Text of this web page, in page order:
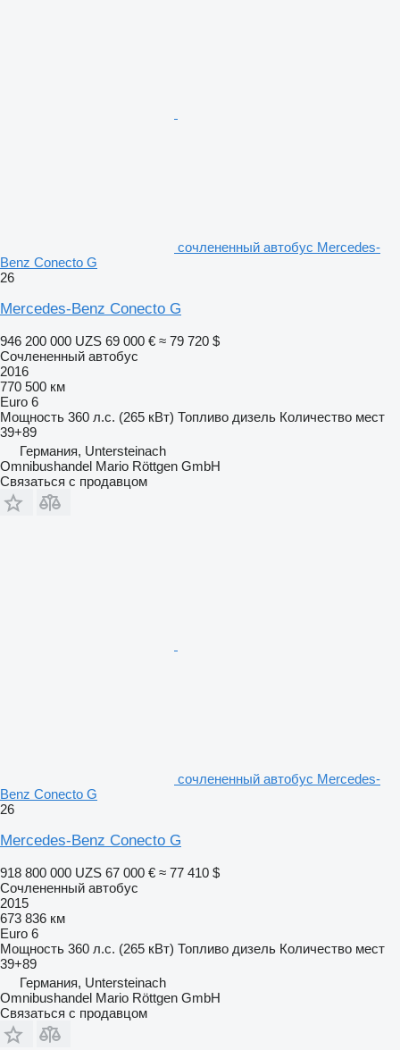
сочлененный автобус Mercedes-
Benz Conecto G
26
Mercedes-Benz Conecto G
946 200 000 UZS 69 000 € ≈ 79 720 $
Сочлененный автобус
2016
770 500 км
Euro 6
Мощность 360 л.с. (265 кВт) Топливо дизель Количество мест
39+89
Германия, Untersteinach
Omnibushandel Mario Röttgen GmbH
Связаться с продавцом
сочлененный автобус Mercedes-
Benz Conecto G
26
Mercedes-Benz Conecto G
918 800 000 UZS 67 000 € ≈ 77 410 $
Сочлененный автобус
2015
673 836 км
Euro 6
Мощность 360 л.с. (265 кВт) Топливо дизель Количество мест
39+89
Германия, Untersteinach
Omnibushandel Mario Röttgen GmbH
Связаться с продавцом